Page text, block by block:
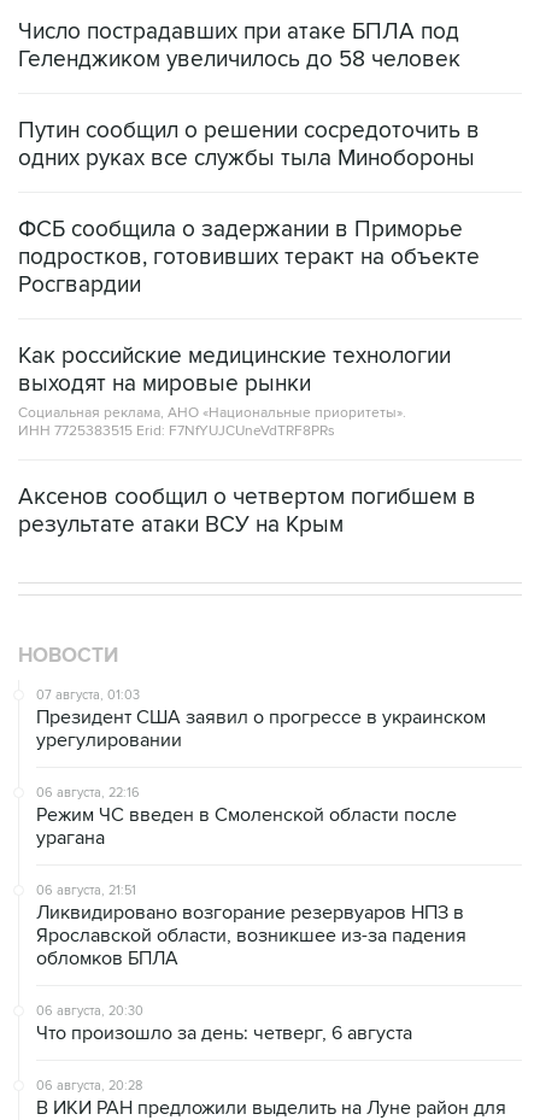
Путин сообщил о решении сосредоточить в
ФСБ сообщила о задержании в Приморье
Росгвардии
Как российские медицинские технологии
Социальная реклама, АНО «Национальные приоритеты».
ИНН 7725383515 Erid: F7NfYUJCUneVdTRF8PRs
07 августа, 01:03
Президент США заявил о прогрессе в украинском
урегулировании
06 августа, 22:16
урагана
06 августа, 21:51
Ярославской области, возникшее из-за падения
обломков БПЛА
06 августа, 20:30
06 августа, 20:28
падения старых аппаратов и ступеней ракет